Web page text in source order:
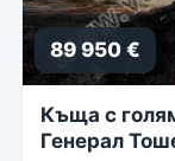
89 950 €
Къща с
Генерал